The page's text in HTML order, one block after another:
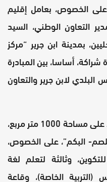
الخصوص، بعامل إقليم
التعاون الوطني، السيد
بمدينة ابن جرير “مركز
أساسا، بين المبادرة
البلدي لابن جرير والتعاون
ويتكون هذا المشروع، الذي يمتد على مساحة 1000 متر مربع،
البكم”، على الخصوص،
وثالثة لتعلم لغة
الخاصة)، وقاعة